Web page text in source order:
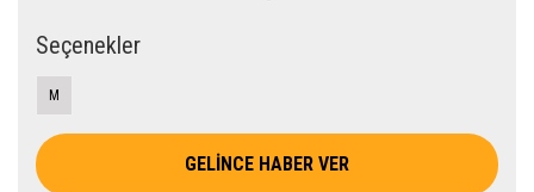
Seçenekler
M
GELİNCE HABER VER